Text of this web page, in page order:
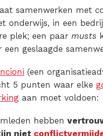
samenwerken met
onderwijs, in een
plek; een paar musts
een geslaagde
(een
5 punten waar elke
aan moet voldoen:
hebben
niet